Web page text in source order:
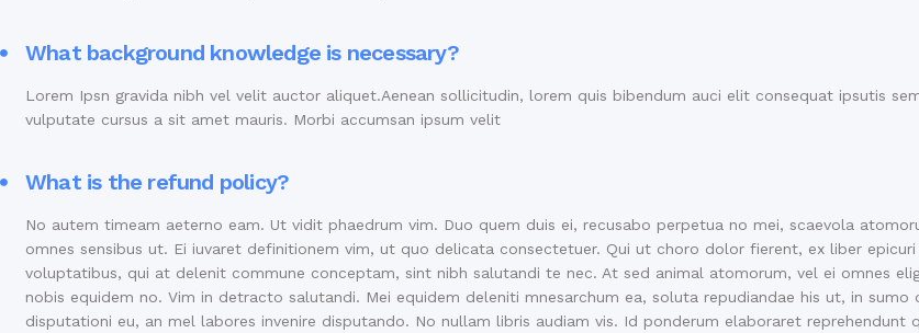
What background knowledge is necessary?
Lorem Ipsn gravida nibh vel velit auctor aliquet.Aenean sollicitudin, lorem quis bibendum auci elit consequat ipsutis
vulputate cursus a sit amet mauris. Morbi accumsan ipsum velit
What is the refund policy?
No autem timeam aeterno eam. Ut vidit phaedrum vim. Duo quem duis ei, recusabo perpetua no mei, scaevola
omnes sensibus ut. Ei iuvaret definitionem vim, ut quo delicata consectetuer. Qui ut choro dolor fierent, ex liber
voluptatibus, qui at delenit commune conceptam, sint nibh salutandi te nec. At sed animal atomorum, vel ei omnes
nobis equidem no. Vim in detracto salutandi. Mei equidem deleniti mnesarchum ea, soluta repudiandae his ut, in
disputationi eu, an mel labores invenire disputando. No nullam libris audiam vis. Id ponderum elaboraret reprehendunt